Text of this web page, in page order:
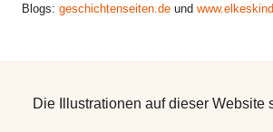
Blogs: geschichtenseiten.de und
Die Illustrationen auf dieser Website